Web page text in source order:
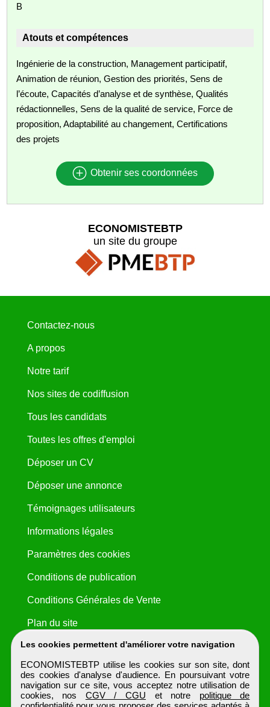
B
Atouts et compétences
Ingénierie de la construction, Management participatif,
Animation de réunion, Gestion des priorités, Sens de
l’écoute, Capacités d’analyse et de synthèse, Qualités
rédactionnelles, Sens de la qualité de service, Force de
proposition, Adaptabilité au changement, Certifications
des projets
Obtenir ses coordonnées
Les cookies permettent d'améliorer votre navigation
ECONOMISTEBTP utilise les cookies sur son site, dont
des cookies d'analyse d'audience. En poursuivant votre
navigation sur ce site, vous acceptez notre utilisation de
cookies, nos CGV / CGU et notre politique de
ECONOMISTEBTP
un site du groupe
Contactez-nous
A propos
Notre tarif
Nos sites de codiffusion
Tous les candidats
Toutes les offres d'emploi
Déposer un CV
Déposer une annonce
Témoignages utilisateurs
Informations légales
Paramètres des cookies
Conditions de publication
Conditions Générales de Vente
Plan du site